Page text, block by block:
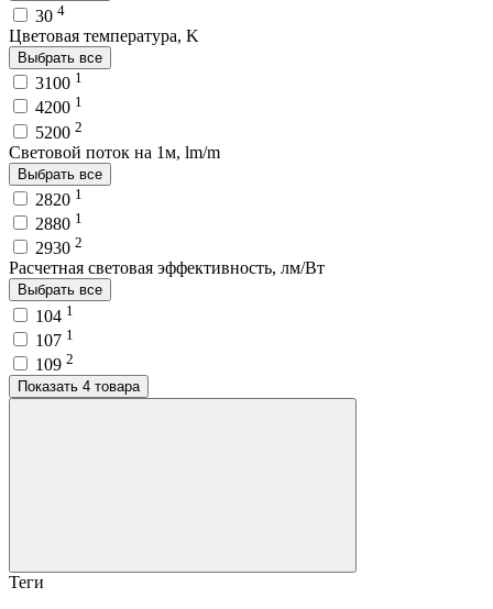
30 4
Цветовая температура, K
Выбрать все
3100 1
4200 1
5200 2
Световой поток на 1м, lm/m
Выбрать все
2820 1
2880 1
2930 2
Расчетная световая эффективность, лм/Вт
Выбрать все
104 1
107 1
109 2
Показать 4 товара
Теги